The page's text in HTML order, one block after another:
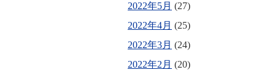
2022年5月 (27)
2022年4月 (25)
2022年3月 (24)
2022年2月 (20)